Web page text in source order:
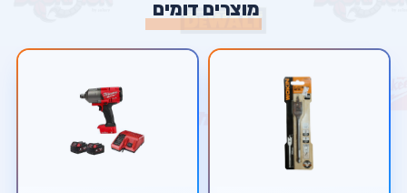
מוצרים דומים